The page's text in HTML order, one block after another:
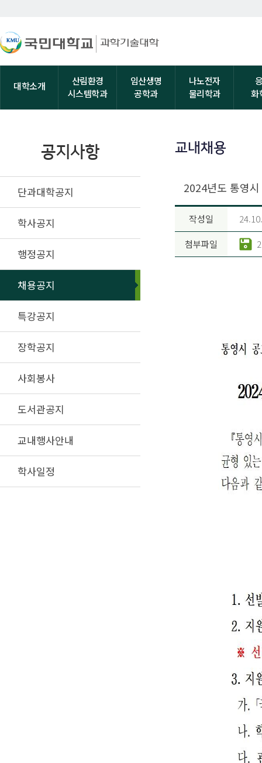
대학소개
산림환경
시스템학과
임산생명
공학과
나노전자
물리학과
화
공지사항
단과대학공지
학사공지
행정공지
채용공지
특강공지
장학공지
사회봉사
도서관공지
교내행사안내
학사일정
교내채용
2024년도 통영
작성일
첨부파일